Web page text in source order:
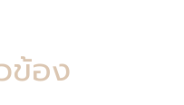
ข้อง